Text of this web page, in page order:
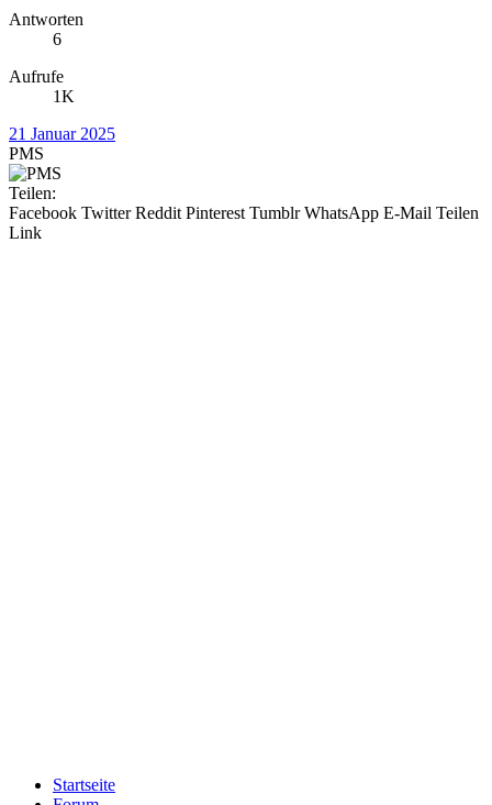
Antworten
6
Aufrufe
1K
21 Januar 2025
PMS
Teilen:
Facebook Twitter Reddit Pinterest Tumblr WhatsApp E-Mail Teilen
Link
Startseite